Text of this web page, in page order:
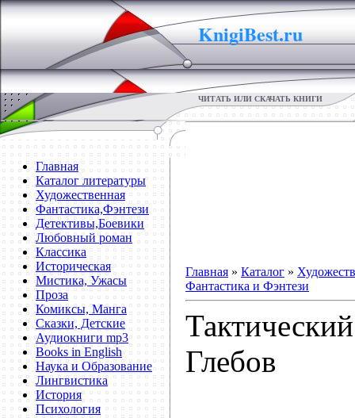
KnigiBest.ru
ЧИТАТЬ ИЛИ СКАЧАТЬ КНИГИ
Главная
Каталог литературы
Художественная
Фантастика,Фэнтези
Детективы,Боевики
Любовный роман
Классика
Историческая
Мистика, Ужасы
Проза
Комиксы, Манга
Сказки, Детские
Аудиокниги mp3
Books in English
Наука и Образование
Лингвистика
История
Психология
Главная » Каталог »
Фантастика и Фэнтези
Глебов